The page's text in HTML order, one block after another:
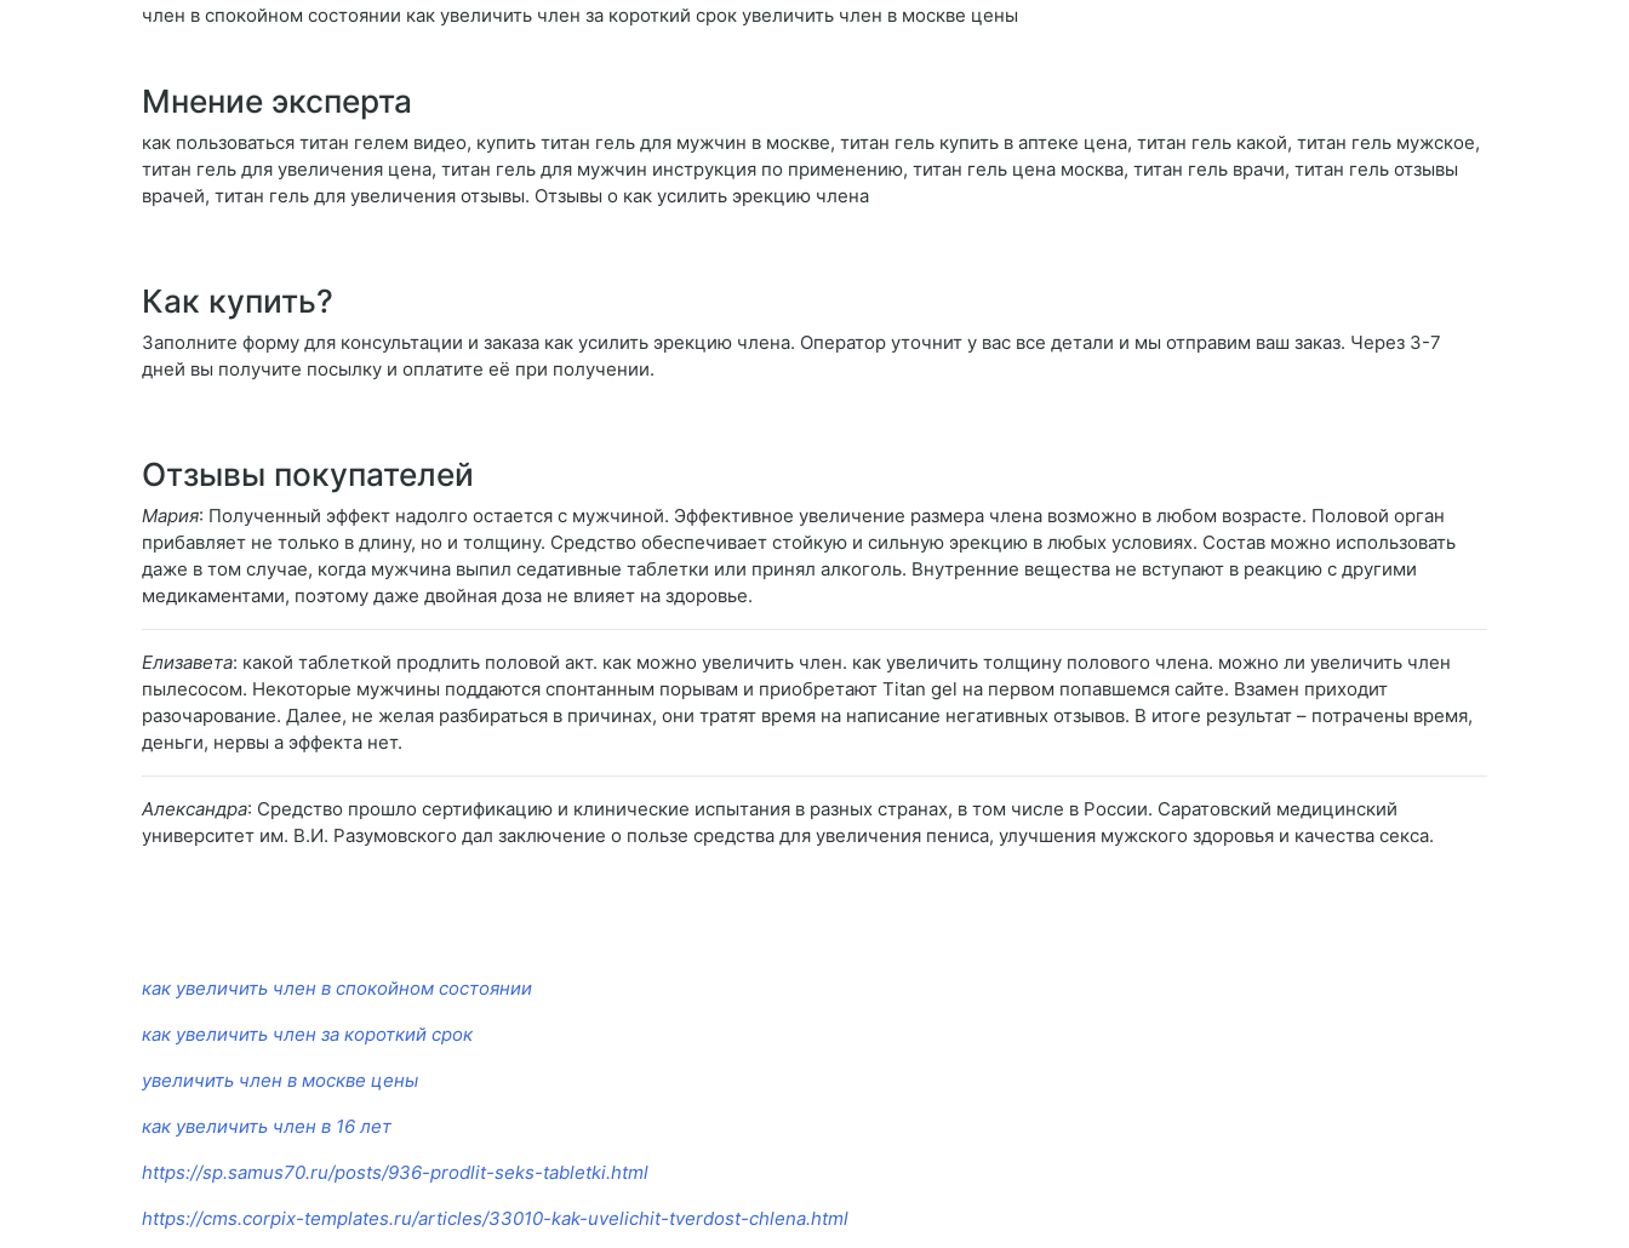
член в спокойном состоянии как увеличить член за короткий срок увеличить член в москве цены
Мнение эксперта
как пользоваться титан гелем видео, купить титан гель для мужчин в москве, титан гель купить в аптеке цена, титан гель какой, титан гель мужское,
титан гель для увеличения цена, титан гель для мужчин инструкция по применению, титан гель цена москва, титан гель врачи, титан гель отзывы
врачей, титан гель для увеличения отзывы. Отзывы о как усилить эрекцию члена
Как купить?
Заполните форму для консультации и заказа как усилить эрекцию члена. Оператор уточнит у вас все детали и мы отправим ваш заказ. Через 3-7
дней вы получите посылку и оплатите её при получении.
Отзывы покупателей
Мария: Полученный эффект надолго остается с мужчиной. Эффективное увеличение размера члена возможно в любом возрасте. Половой орган
прибавляет не только в длину, но и толщину. Средство обеспечивает стойкую и сильную эрекцию в любых условиях. Состав можно использовать
даже в том случае, когда мужчина выпил седативные таблетки или принял алкоголь. Внутренние вещества не вступают в реакцию с другими
медикаментами, поэтому даже двойная доза не влияет на здоровье.
Елизавета: какой таблеткой продлить половой акт. как можно увеличить член. как увеличить толщину полового члена. можно ли увеличить член
пылесосом. Некоторые мужчины поддаются спонтанным порывам и приобретают Titan gel на первом попавшемся сайте. Взамен приходит
разочарование. Далее, не желая разбираться в причинах, они тратят время на написание негативных отзывов. В итоге результат – потрачены время,
деньги, нервы а эффекта нет.
Александра: Средство прошло сертификацию и клинические испытания в разных странах, в том числе в России. Саратовский медицинский
университет им. В.И. Разумовского дал заключение о пользе средства для увеличения пениса, улучшения мужского здоровья и качества секса.
как увеличить член в спокойном состоянии
как увеличить член за короткий срок
увеличить член в москве цены
как увеличить член в 16 лет
https://sp.samus70.ru/posts/936-prodlit-seks-tabletki.html
https://cms.corpix-templates.ru/articles/33010-kak-uvelichit-tverdost-chlena.html